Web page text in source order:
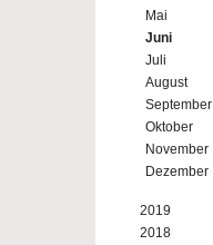
Mai
Juni
Juli
August
September
Oktober
November
Dezember
2019
2018